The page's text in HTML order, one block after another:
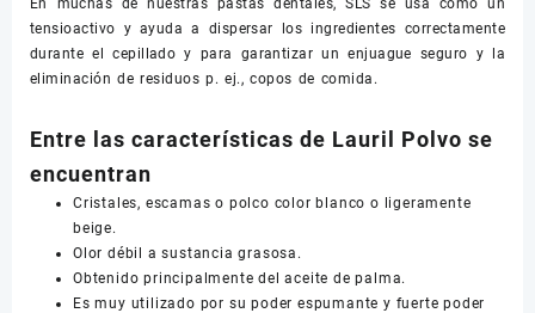
En muchas de nuestras pastas dentales, SLS se usa como un
tensioactivo y ayuda a dispersar los ingredientes correctamente
durante el cepillado y para garantizar un enjuague seguro y la
eliminación de residuos p. ej., copos de comida.
Entre las características de Lauril Polvo se
encuentran
Cristales, escamas o polco color blanco o ligeramente
beige.
Olor débil a sustancia grasosa.
Obtenido principalmente del aceite de palma.
Es muy utilizado por su poder espumante y fuerte poder